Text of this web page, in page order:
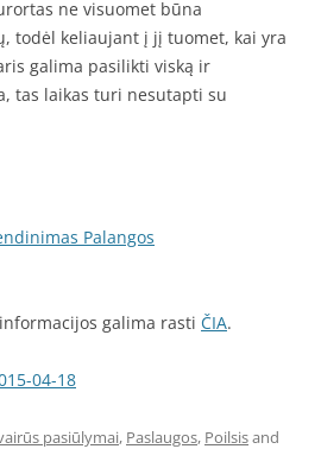
ne visuomet būna
todėl keliaujant į jį tuomet, kai yra
galima pasilikti viską ir
tas laikas turi nesutapti su
Palangos
galima rasti ČIA.
04-18
pasiūlymai, Paslaugos, Poilsisand